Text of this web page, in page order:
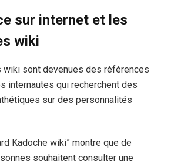
sur internet et les
wiki
sont devenues des références
internautes qui recherchent des
sur des personnalités
Kadoche wiki” montre que de
souhaitent consulter une